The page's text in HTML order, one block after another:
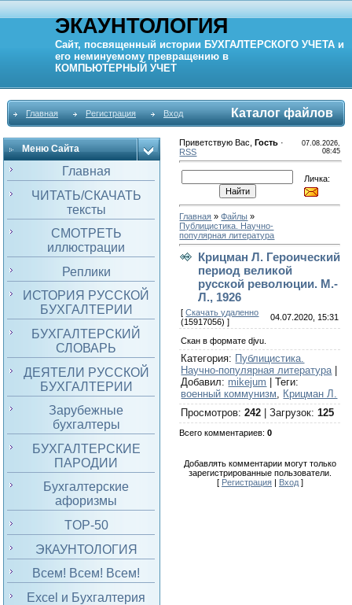
ЭКАУНТОЛОГИЯ
Сайт, посвященный истории БУХГАЛТЕРСКОГО УЧЕТА и
его неминуемому превращению в
КОМПЬЮТЕРНЫЙ УЧЕТ
Главная Регистрация Вход Каталог файлов
Меню Сайта
Главная
ЧИТАТЬ/СКАЧАТЬ
тексты
СМОТРЕТЬ
иллюстрации
Реплики
ИСТОРИЯ РУССКОЙ
БУХГАЛТЕРИИ
БУХГАЛТЕРСКИЙ
СЛОВАРЬ
ДЕЯТЕЛИ РУССКОЙ
БУХГАЛТЕРИИ
Зарубежные
бухгалтеры
БУХГАЛТЕРСКИЕ
ПАРОДИИ
Бухгалтерские
афоризмы
TOP-50
ЭКАУНТОЛОГИЯ
Всем! Всем! Всем!
Excel и Бухгалтерия
Приветствую Вас ,Гость ·
RSS
07.08.2026,
08:45
Личка:
Главная »Файлы »
Публицистика. Научно-
популярная литература
Крицман Л. Героический
период великой
русской революции. М.-
Л., 1926
[Скачать удаленно
(15917056) ]
04.07.2020, 15:31
Скан в формате djvu.
Категория: Публицистика.
Научно-популярная литература|
Добавил: mikejum |Теги:
военный коммунизм, Крицман Л.
Просмотров:242 |Загрузок:125
Всего комментариев:0
Добавлять комментарии могут только
зарегистрированные пользователи.
[ Регистрация| Вход]